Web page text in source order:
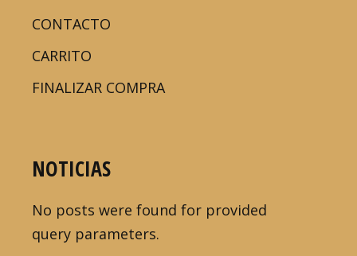
CONTACTO
CARRITO
FINALIZAR COMPRA
NOTICIAS
No posts were found for provided
query parameters.